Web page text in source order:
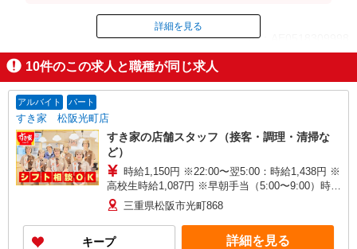
ID：AE0518309998
掲載期間終了
詳細を見る
10件のこの求人と職種が同じ求人
アルバイト パート
すき家 松阪光町店
すき家の店舗スタッフ（接客・調理・清掃な
ど）
時給1,150円 ※22:00〜翌5:00：時給1,438円 ※
高校生時給1,087円 ※早朝手当（5:00〜9:00）時給
＋150円
三重県松阪市光町868
キープ 詳細を見る